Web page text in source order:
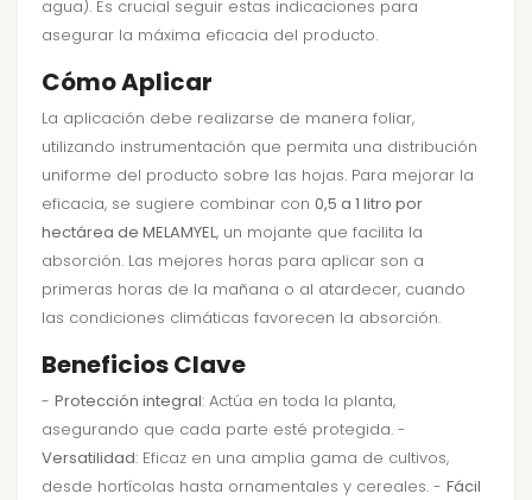
agua). Es crucial seguir estas indicaciones para
asegurar la máxima eficacia del producto.
Cómo Aplicar
La aplicación debe realizarse de manera foliar,
utilizando instrumentación que permita una distribución
uniforme del producto sobre las hojas. Para mejorar la
eficacia, se sugiere combinar con 0,5 a 1 litro por
hectárea de MELAMYEL, un mojante que facilita la
absorción. Las mejores horas para aplicar son a
primeras horas de la mañana o al atardecer, cuando
las condiciones climáticas favorecen la absorción.
Beneficios Clave
- Protección integral: Actúa en toda la planta,
asegurando que cada parte esté protegida. -
Versatilidad: Eficaz en una amplia gama de cultivos,
desde hortícolas hasta ornamentales y cereales. - Fácil